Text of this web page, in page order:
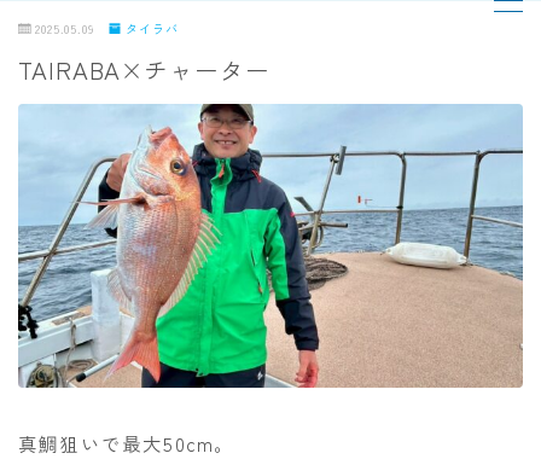
MENU
TOPページ
出船までの流れ
最新釣果
船の紹介
乗船料金
2025.05.09 タイラバ
TAIRABA×チャーター
真鯛狙いで最大50cm。